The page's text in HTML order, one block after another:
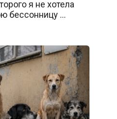
я не хотела
бессонницу …